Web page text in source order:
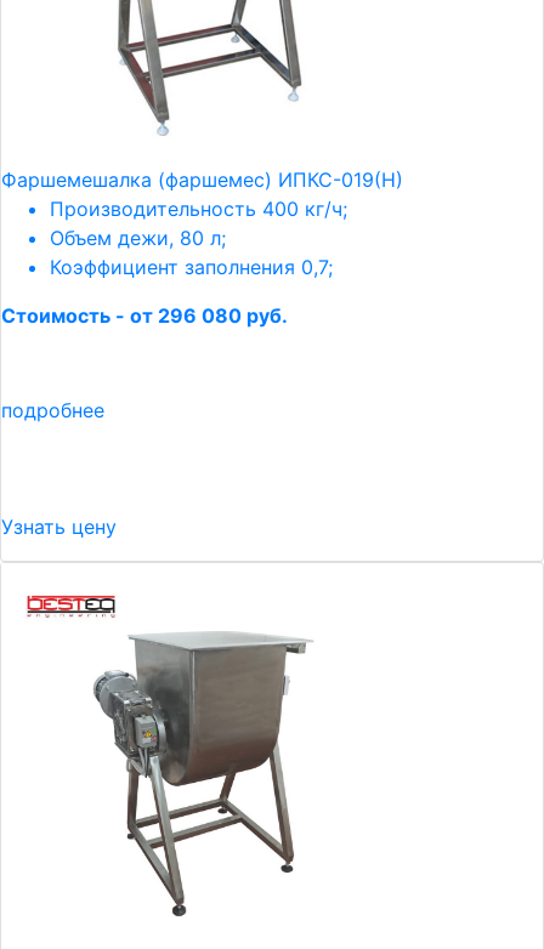
Фаршемешалка (фаршемес) ИПКС-019(Н)
Производительность 400 кг/ч;
Объем дежи, 80 л;
Коэффициент заполнения 0,7;
Стоимость - от 296 080 руб.
подробнее
Узнать цену